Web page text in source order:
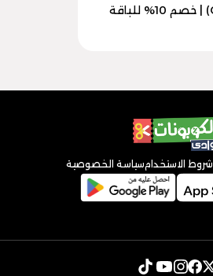
الرمز (CA1) | خصم 10% للباقة
شروط الاستخدامسياسة الخصوصية